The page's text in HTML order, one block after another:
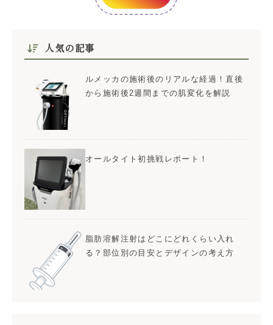
人気の記事
ルメッカの施術後のリアルな経過！直後
から施術後2週間までの肌変化を解説
オールタイト初挑戦レポート！
脂肪溶解注射はどこにどれくらい入れ
る？部位別の目安とデザインの考え方